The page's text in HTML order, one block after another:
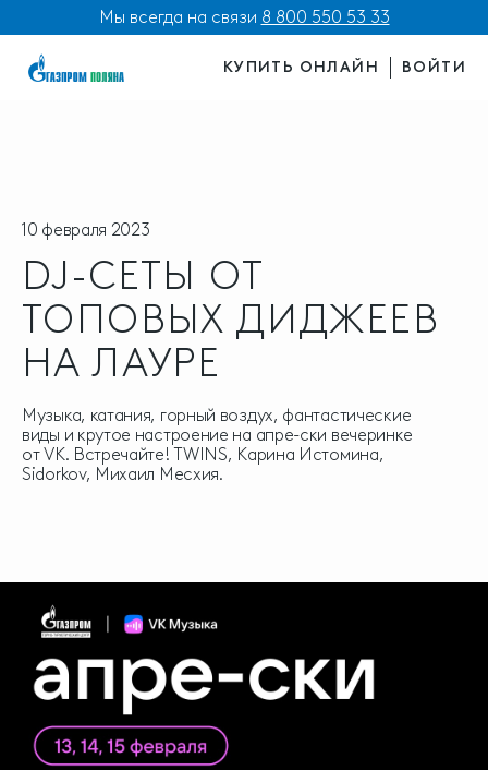
Мы всегда на связи 8 800 550 53 33
КУПИТЬ ОНЛАЙН ВОЙТИ
10 февраля 2023
DJ-СЕТЫ ОТ
ТОПОВЫХ ДИДЖЕЕВ
НА ЛАУРЕ
Музыка, катания, горный воздух, фантастические
виды и крутое настроение на апре-ски вечеринке
от VK. Встречайте! TWINS, Карина Истомина,
Sidorkov, Михаил Месхия.